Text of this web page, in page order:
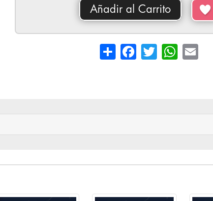
Añadir al Carrito
Share FacebookTwitterWhatsApp
Email